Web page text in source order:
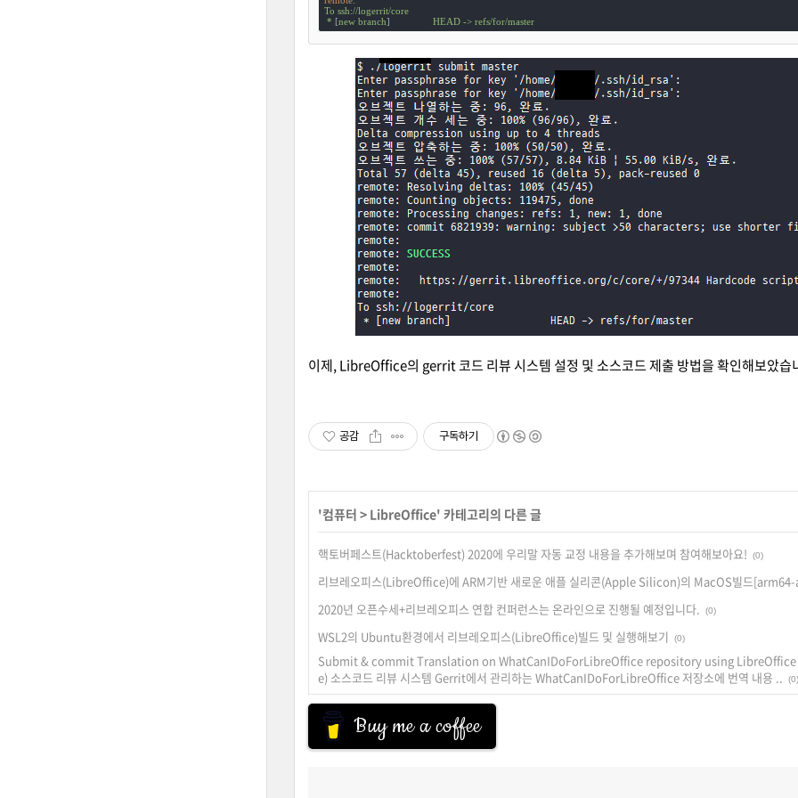
To ssh://logerrit/core
* [new branch] HEAD -> refs/for/master
이제, LibreOffice의 gerrit 코드 리뷰 시스템 설정 및 소스코드 제출 방법을 확인해보았습
공감 구독하기
'컴퓨터 > LibreOffice' 카테고리의 다른 글
핵토버페스트(Hacktoberfest) 2020에 우리말 자동 교정 내용을 추가해보며 참여해보아요! (0)
리브레오피스(LibreOffice)에 ARM기반 새로운 애플 실리콘(Apple Silicon)의 MacOS빌드
2020년 오픈수세+리브레오피스 연합 컨퍼런스는 온라인으로 진행될 예정입니다.
(0)
WSL2의 Ubuntu환경에서 리브레오피스(LibreOffice)빌드 및 실행해보기 (0)
Submit & commit Translation on WhatCanIDoForLibreOffice repository using
e) 소스코드 리뷰 시스템 Gerrit에서 관리하는 WhatCanIDoForLibreOffice 저장소에 번역 내용 ..
(0)
Buy me a coffee